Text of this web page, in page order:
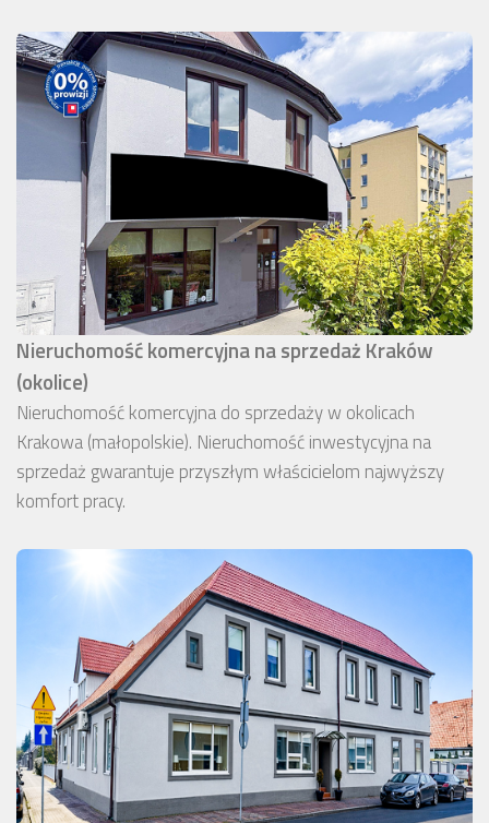
Nieruchomość komercyjna na sprzedaż Kraków
(okolice)
Nieruchomość komercyjna do sprzedaży w okolicach
Krakowa (małopolskie). Nieruchomość inwestycyjna na
sprzedaż gwarantuje przyszłym właścicielom najwyższy
komfort pracy.